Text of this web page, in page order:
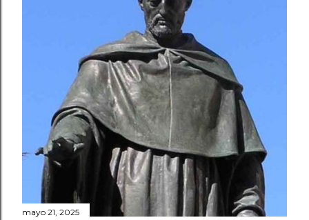
mayo 21, 2025